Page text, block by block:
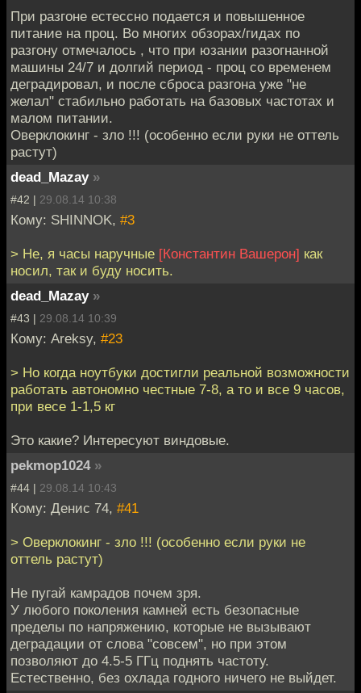
При разгоне естессно подается и повышенное
питание на проц. Во многих обзорах/гидах по
разгону отмечалось , что при юзании разогнанной
машины 24/7 и долгий период - проц со временем
деградировал, и после сброса разгона уже "не
желал" стабильно работать на базовых частотах и
малом питании.
Оверклокинг - зло !!! (особенно если руки не оттель
растут)
dead_Mazay »
#42 | 29.08.14 10:38
Кому: SHINNOK, #3
> Не, я часы наручные [Константин Вашерон] как
носил, так и буду носить.
dead_Mazay »
#43 | 29.08.14 10:39
Кому: Areksy, #23
> Но когда ноутбуки достигли реальной возможности
работать автономно честные 7-8, а то и все 9 часов,
при весе 1-1,5 кг
Это какие? Интересуют виндовые.
pekmop1024 »
#44 | 29.08.14 10:43
Кому: Денис 74, #41
> Оверклокинг - зло !!! (особенно если руки не
оттель растут)
Не пугай камрадов почем зря.
У любого поколения камней есть безопасные
пределы по напряжению, которые не вызывают
деградации от слова "совсем", но при этом
позволяют до 4.5-5 ГГц поднять частоту.
Естественно, без охлада годного ничего не выйдет.